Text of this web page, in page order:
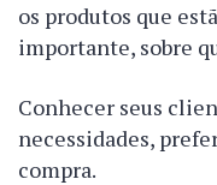
os produtos que
importante, sobre
Conhecer seus
necessidades,
compra.